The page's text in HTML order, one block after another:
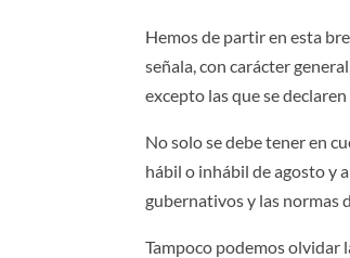
Hemos de partir en esta
señala, con carácter
excepto las que se
No solo se debe tener en
hábil o inhábil de agosto y
gubernativos y las normas
Tampoco podemos olvidar